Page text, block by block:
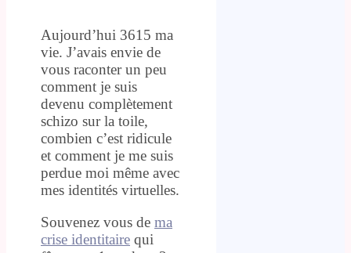
Aujourd’hui 3615 ma
vie. J’avais envie de
vous raconter un peu
comment je suis
devenu complètement
schizo sur la toile,
combien c’est ridicule
et comment je me suis
perdue moi même avec
mes identités virtuelles.
Souvenez vous de ma
crise identitaire qui